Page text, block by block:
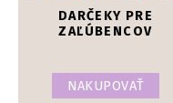
DARČEKY PRE
ZAĽÚBENCOV
NAKUPOVAŤ